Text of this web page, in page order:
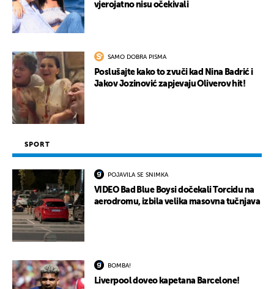
vjerojatno nisu očekivali
SAMO DOBRA PISMA
Poslušajte kako to zvuči kad Nina Badrić i
Jakov Jozinović zapjevaju Oliverov hit!
SPORT
POJAVILA SE SNIMKA
VIDEO Bad Blue Boysi dočekali Torcidu na
aerodromu, izbila velika masovna tučnjava
BOMBA!
Liverpool doveo kapetana Barcelone!